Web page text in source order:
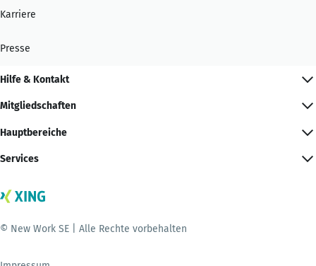
Karriere
Presse
Hilfe & Kontakt
Mitgliedschaften
Hauptbereiche
Services
© New Work SE | Alle Rechte vorbehalten